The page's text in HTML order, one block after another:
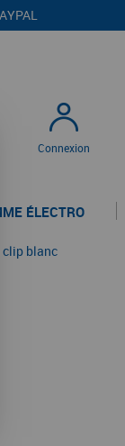
Connexion
ÉLECTRO
clip blanc